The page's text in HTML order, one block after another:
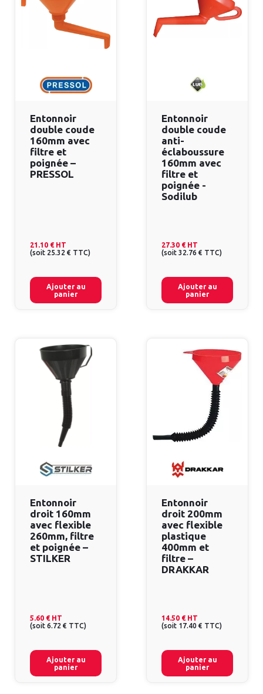
Entonnoir
double coude
160mm avec
filtre et
poignée –
PRESSOL
21.10 € HT
(soit 25.32 € TTC)
Ajouter au
panier
Entonnoir
double coude
anti-
éclaboussure
160mm avec
filtre et
poignée -
Sodilub
27.30 € HT
(soit 32.76 € TTC)
Ajouter au
panier
Entonnoir
droit 160mm
avec flexible
260mm, filtre
et poignée –
STILKER
5.60 € HT
(soit 6.72 € TTC)
Ajouter au
panier
Entonnoir
droit 200mm
avec flexible
plastique
400mm et
filtre –
DRAKKAR
14.50 € HT
(soit 17.40 € TTC)
Ajouter au
panier